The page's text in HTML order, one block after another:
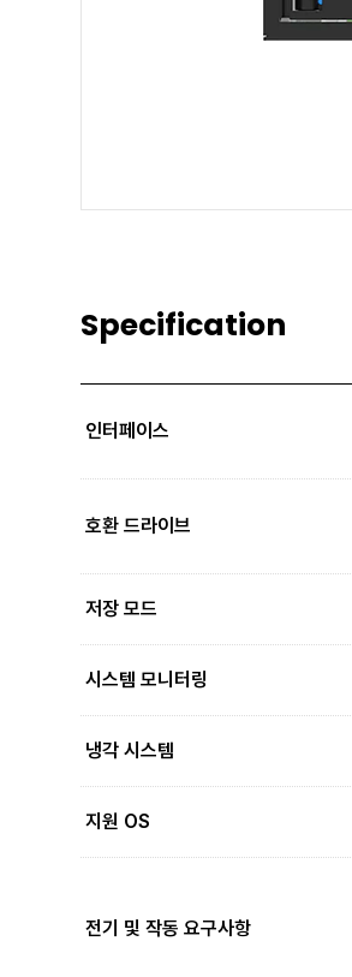
Specification
인터페이스
호환 드라이브
저장 모드
시스템 모니터링
냉각 시스템
지원 OS
전기 및 작동 요구사항